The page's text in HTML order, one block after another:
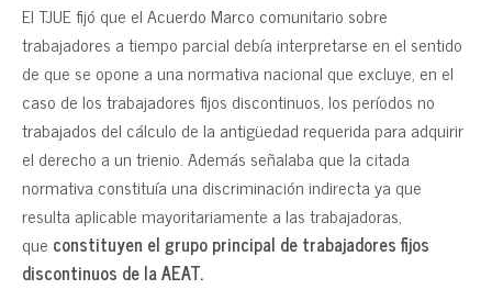
El TJUE fijó que el Acuerdo Marco comunitario sobre
trabajadores a tiempo parcial debía interpretarse en el sentido
de que se opone a una normativa nacional que excluye, en el
caso de los trabajadores fijos discontinuos, los períodos no
trabajados del cálculo de la antigüedad requerida para adquirir
el derecho a un trienio. Además señalaba que la citada
normativa constituía una discriminación indirecta ya que
resulta aplicable mayoritariamente a las trabajadoras,
que constituyen el grupo principal de trabajadores fijos
discontinuos de la AEAT.